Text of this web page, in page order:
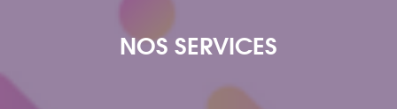
NOS SERVICES